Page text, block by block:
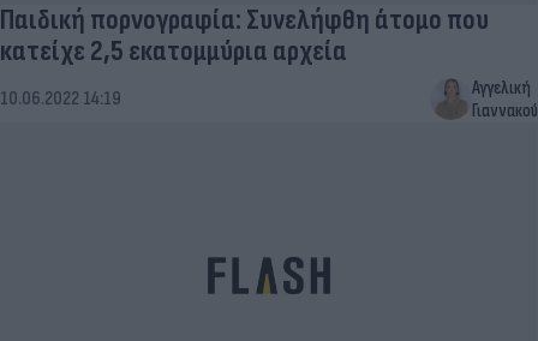
Παιδική πορνογραφία: Συνελήφθη άτομο που
κατείχε 2,5 εκατομμύρια αρχεία
10.06.2022 14:19
Αγγελική
Γιαννακού